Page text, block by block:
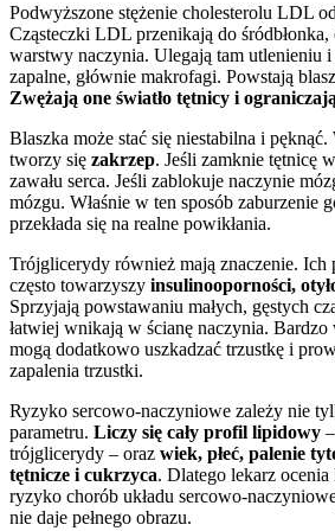
Podwyższone stężenie cholesterolu LDL
Cząsteczki LDL przenikają do
warstwy naczynia. Ulegają tam utlenieniu
zapalne, głównie makrofagi. Powstają
Zwężają one światło tętnicy i
Blaszka może stać się niestabilna i
tworzy się zakrzep. Jeśli zamknie tętnicę
zawału serca. Jeśli zablokuje naczynie
mózgu. Właśnie w ten sposób zaburzenie
przekłada się na realne powikłania.
Trójglicerydy również mają znaczenie. Ich
często towarzyszy insulinooporności,
Sprzyjają powstawaniu małych, gęstych
łatwiej wnikają w ścianę naczynia.
mogą dodatkowo uszkadzać trzustkę i
zapalenia trzustki.
Ryzyko sercowo-naczyniowe zależy nie
parametru. Liczy się cały profil lipidowy
trójglicerydy – oraz wiek, płeć, palenie
tętnicze i cukrzyca. Dlatego lekarz
ryzyko chorób układu sercowo-
nie daje pełnego obrazu.